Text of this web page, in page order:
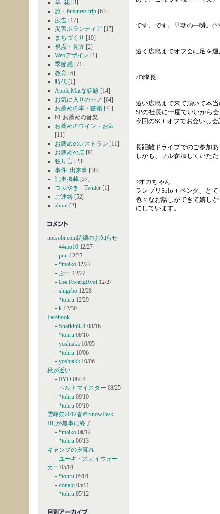
草･花 [3]
旅・business trip [63]
広告 [17]
災害ボランティア [17]
まちづくり [19]
視点・見方 [2]
Webデザイン [1]
季節感 [71]
教育 [6]
時代 [1]
Apple,Macな話題 [14]
お気に入りのモノ [64]
お薦めの本・書籍 [71]
61-お薦めの音楽
お薦めのワイン・お酒
[11]
お薦めのレストラン [11]
お薦めの店 [8]
独り言 [23]
事件･出来事 [38]
記事掲載 [37]
つぶやき Twitter [1]
ご連絡 [52]
about[2]
noasobi.com閉鎖のお知らせ
└ 44mo10 12/27
└ puu 12/27
└ *maiko 12/27
└ ぷー 12/27
└ Lee KwangRyol 12/27
└ shigebo 12/28
└ *tohru 12/29
└ k 12/30
Facebook
└ Snafkin931 08/16
└ *tohru 08/16
└ yoshiakk 10/05
└ *tohru 10/06
└ yoshiakk 10/06
秋が近い
└ RYO 08/24
└ ベルトマイスター 08/25
└ *tohru 09/10
└ *tohru 09/10
雪峰祭2012春＠SnowPeak
HQが無事に終了
└ *maiko 06/12
└ *tohru 06/13
キャンプの夕暮れ
└ ユーキ・スカイウォー
カー 05/01
└ *tohru 05/01
└ donald 05/11
└ *tohru 05/12
です、です。早朝の一瞬。
遠く広島までオフ会に足を
>D隊長
遠い広島まで来て頂いて本
SPの社長に一度でいいから
今回のSCCオフでお会いし
長距離ドライブでのご参加
しかも、フル参加していた
>オカちゃん
ランブリSolo＋ペンタ、と
色々なお話しができて嬉し
にしています。